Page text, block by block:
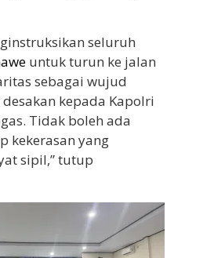
seluruh
untuk turun ke jalan
sebagai wujud
kepada Kapolri
Tidak boleh ada
kekerasan yang
sipil,” tutup